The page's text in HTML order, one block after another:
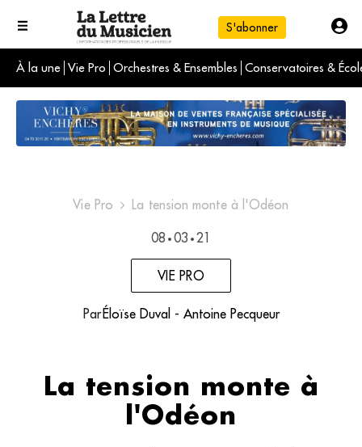
S'abonner
À la une Vie Pro Orchestres & Ensembles Conservatoires &
L'info du jour
Le numéro du mois
International
Vie Pro La tension monte à l'Odéon
08 • 03 • 21
VIE PRO
ParÉloïse Duval - Antoine Pecqueur
La tension monte à
l'Odéon